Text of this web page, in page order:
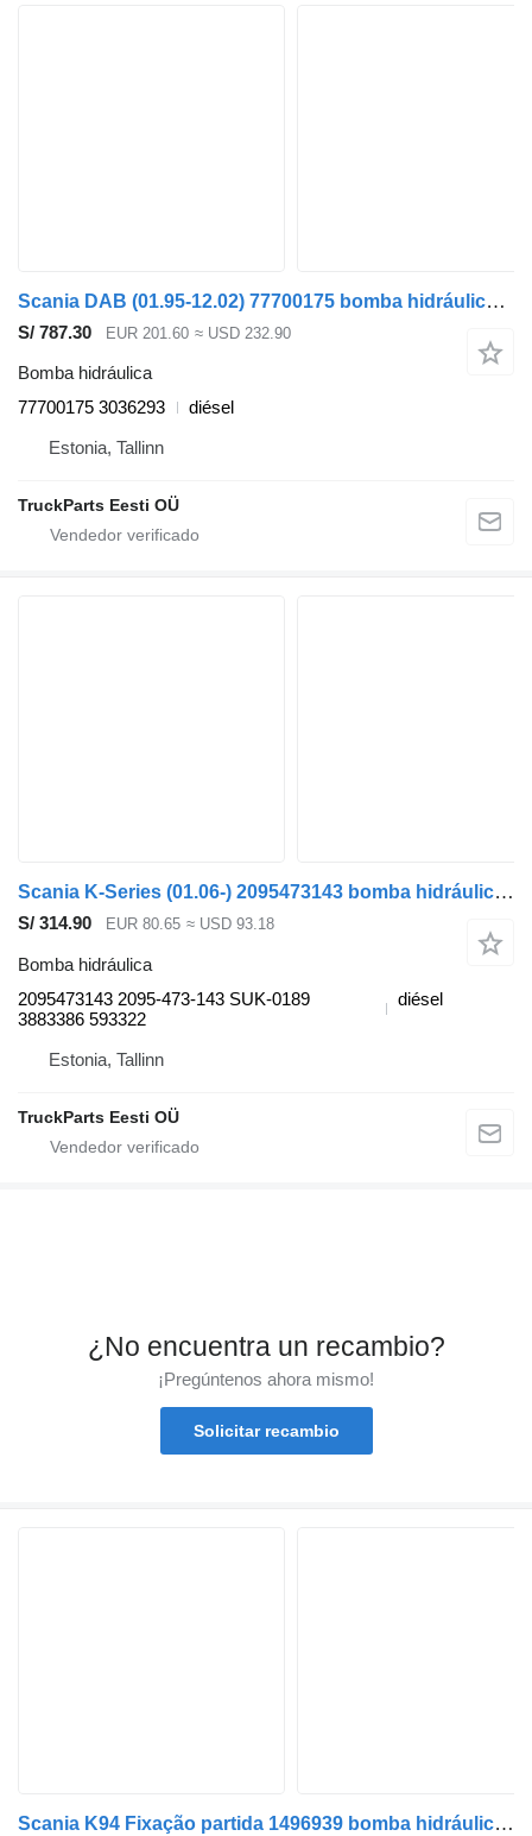
Scania DAB (01.95-12.02) 77700175 bomba hidráulica para Scania 4-series bus (1995-2006) autobús
S/ 787.30 EUR 201.60 ≈ USD 232.90
Bomba hidráulica
77700175 3036293
diésel
Estonia, Tallinn
TruckParts Eesti OÜ
Scania K-Series (01.06-) 2095473143 bomba hidráulica para Scania K,N,F-series bus (2006-) autobús
S/ 314.90 EUR 80.65 ≈ USD 93.18
Bomba hidráulica
2095473143 2095-473-143 SUK-0189
3883386 593322
diésel
Estonia, Tallinn
TruckParts Eesti OÜ
¿No encuentra un recambio?
¡Pregúntenos ahora mismo!
Solicitar recambio
Scania K94 Fixação partida 1496939 bomba hidráulica para Scania K94;K124 autobús